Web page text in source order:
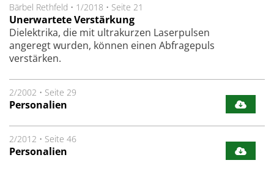
Bärbel Rethfeld • 1/2018 • Seite 21
Unerwartete Verstärkung
Dielektrika, die mit ultrakurzen Laserpulsen
angeregt wurden, können einen Abfragepuls
verstärken.
2/2002 • Seite 29
Personalien
2/2012 • Seite 46
Personalien